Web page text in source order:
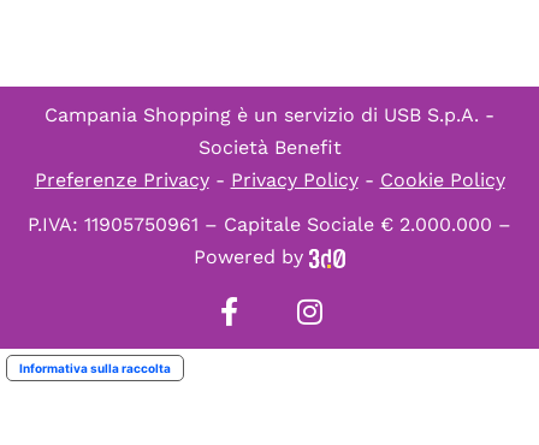
Campania Shopping è un servizio di USB S.p.A. -
Società Benefit
Preferenze Privacy- Privacy Policy- Cookie Policy
P.IVA: 11905750961 – Capitale Sociale € 2.000.000 –
Powered by
Informativa sulla raccolta